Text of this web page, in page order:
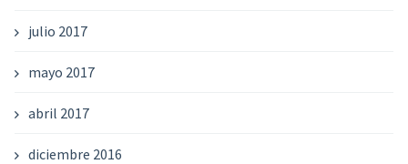
julio 2017
mayo 2017
abril 2017
diciembre 2016